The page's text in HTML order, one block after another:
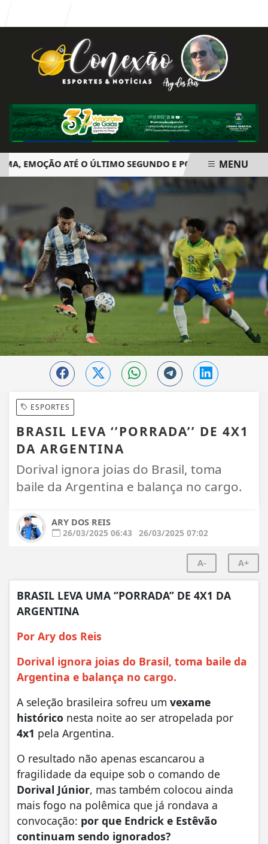
ATÉ O ÚLTIMO SEGUNDO E POLÊMICA. BIGMENU
ESPORTES
BRASIL LEVA ‘’PORRADA’’ DE 4X1
DA ARGENTINA
Dorival ignora joias do Brasil, toma
baile da Argentina e balança no cargo.
ARY DOS REIS
26/03/2025 06:43
26/03/2025 07:02
A- A+
BRASIL LEVA UMA ‘’PORRADA’’ DE 4X1 DA
ARGENTINA
Por Ary dos Reis
Dorival ignora joias do Brasil, toma baile da
Argentina e balança no cargo.
A seleção brasileira sofreu um vexame
histórico nesta noite ao ser atropelada por
4x1 pela Argentina.
O resultado não apenas escancarou a
fragilidade da equipe sob o comando de
Dorival Júnior, mas também colocou ainda
mais fogo na polêmica que já rondava a
convocação: por que Endrick e Estêvão
continuam sendo ignorados?